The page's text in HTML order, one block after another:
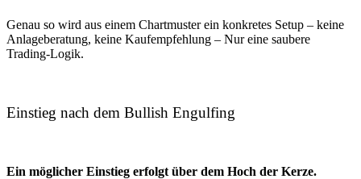
Genau so wird aus einem Chartmuster ein konkretes Setup – keine
Anlageberatung, keine Kaufempfehlung – Nur eine saubere
Trading-Logik.
Einstieg nach dem Bullish Engulfing
Ein möglicher Einstieg erfolgt über dem Hoch der Kerze.